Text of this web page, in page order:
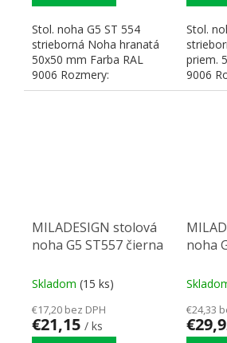
Stol. noha G5 ST 554
strieborná Noha hranatá
50x50 mm Farba RAL
9006 Rozmery:
50x50x680–840 H Na
Stol.
priem.
9006
MILADESIGN stolová
noha G5 ST557 čierna
Skladom (15 ks)
€17,20 bez DPH
€21,15 / ks
noha
€24,33